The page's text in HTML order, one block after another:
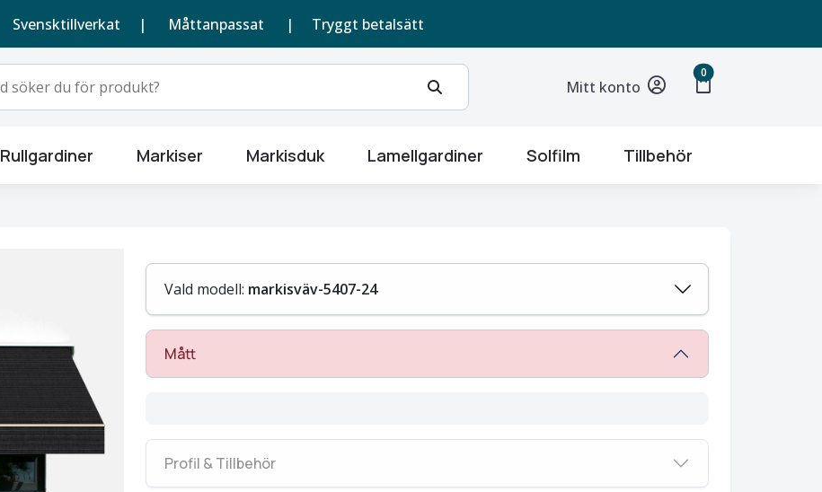
Svensktillverkat | Måttanpassat | Tryggt betalsätt
Mitt konto shopping_bag
0unread messages
Rullgardiner Markiser Markisduk Lamellgardiner Solfilm Tillbehör
Vald modell: markisväv-5407-24
Mått
Profil & Tillbehör